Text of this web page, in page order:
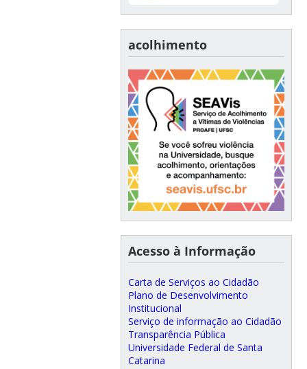
acolhimento
Acesso à Informação
Carta de Serviços ao Cidadão
Plano de Desenvolvimento
Institucional
Serviço de informação ao Cidadão
Transparência Pública
Universidade Federal de Santa
Catarina